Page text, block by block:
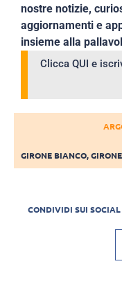
nostre notizie,
aggiornamenti e
insieme alla
Clicca QUI e
GIRONE BIANCO,
CONDIVIDI SUI SOCIAL